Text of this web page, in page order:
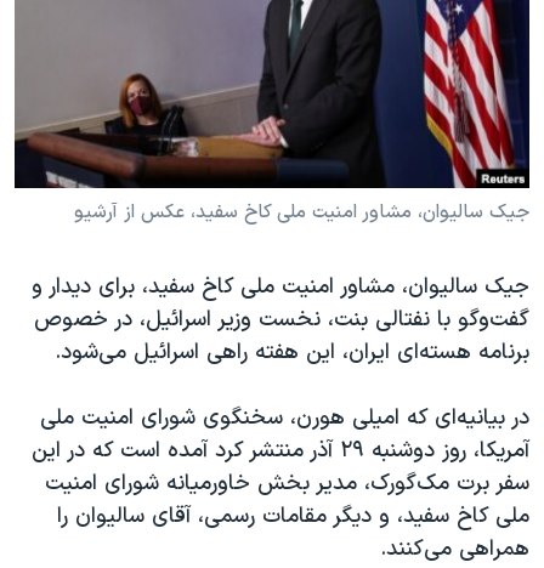
فرهنگ و زندگی
حقوق شهروندی
اقتصادی
علم و فناوری
آرشیو پخش زنده
مستندها
انتخابات ریاست جمهوری آمریکا ۲۰۲۴
حمله جمهوری اسلامی به اسرائیل
رمز مهسا
مجموعه مستندهای دادخواهی
تریبونال مردمی آبان ۹۸
چهل سال گروگان‌گیری
قانون شفافیت دارائی کادر رهبری ایران
اعتراضات مردمی آبان ۹۸
اسرائیل در جنگ
دنبال کنید
زبانهای مختلف
جیک سالیوان، مشاور امنیت ملی کاخ سفید، عکس از آرشیو
جیک سالیوان، مشاور امنیت ملی کاخ سفید، برای دیدار و
گفت‌و‌گو با نفتالی بنت، نخست وزیر اسرائیل، در خصوص
برنامه هسته‌ای ایران، این هفته راهی اسرائیل می‌شود.
در بیانیه‌ای که امیلی هورن، سخنگوی شورای امنیت ملی
آمریکا، روز دوشنبه ۲۹ آذر منتشر کرد آمده است که در این
سفر برت مک‌گورک، مدیر بخش خاورمیانه شورای امنیت
ملی کاخ سفید، و دیگر مقامات رسمی، آقای سالیوان را
همراهی می‌کنند.